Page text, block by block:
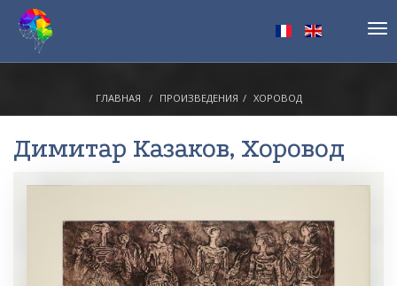
ГЛАВНАЯ ПРОИЗВЕДЕНИЯ ХОРОВОД
Димитар Казаков, Хоровод